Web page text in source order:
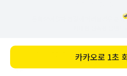
메뉴 홈 찜
통화량이 많아 연결이 어려울경우 문
최대한 신속한 답변
1688-5143